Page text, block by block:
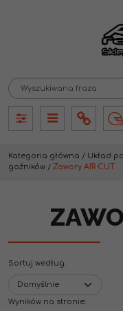
PanelPanelInfo
Kategoria główna / Układ
gaźników / Zawory AIR CUT
Sortuj według:
Wyników na stronie: